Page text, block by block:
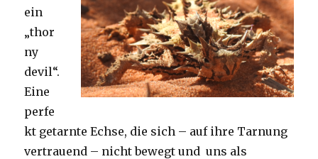
ein
„thor
ny
devil“.
Eine
perfe
kt getarnte Echse, die sich – auf ihre Tarnung
vertrauend – nicht bewegt und uns als